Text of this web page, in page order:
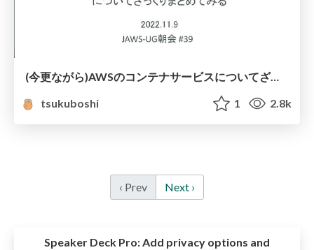
(今更ながら)AWSのコンテナサービスについてざっくりまとめてみる
tsukuboshi
1 2.8k
‹ Prev Next ›
Speaker Deck Pro:Add privacy options and